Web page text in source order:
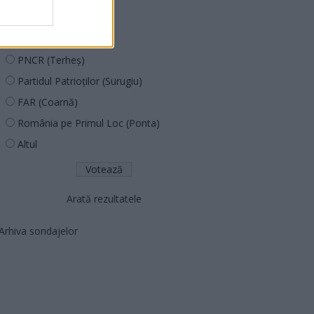
PNCR (Terheș)
Partidul Patrioților (Surugiu)
FAR (Coarnă)
România pe Primul Loc (Ponta)
Altul
Arată rezultatele
sondajelor